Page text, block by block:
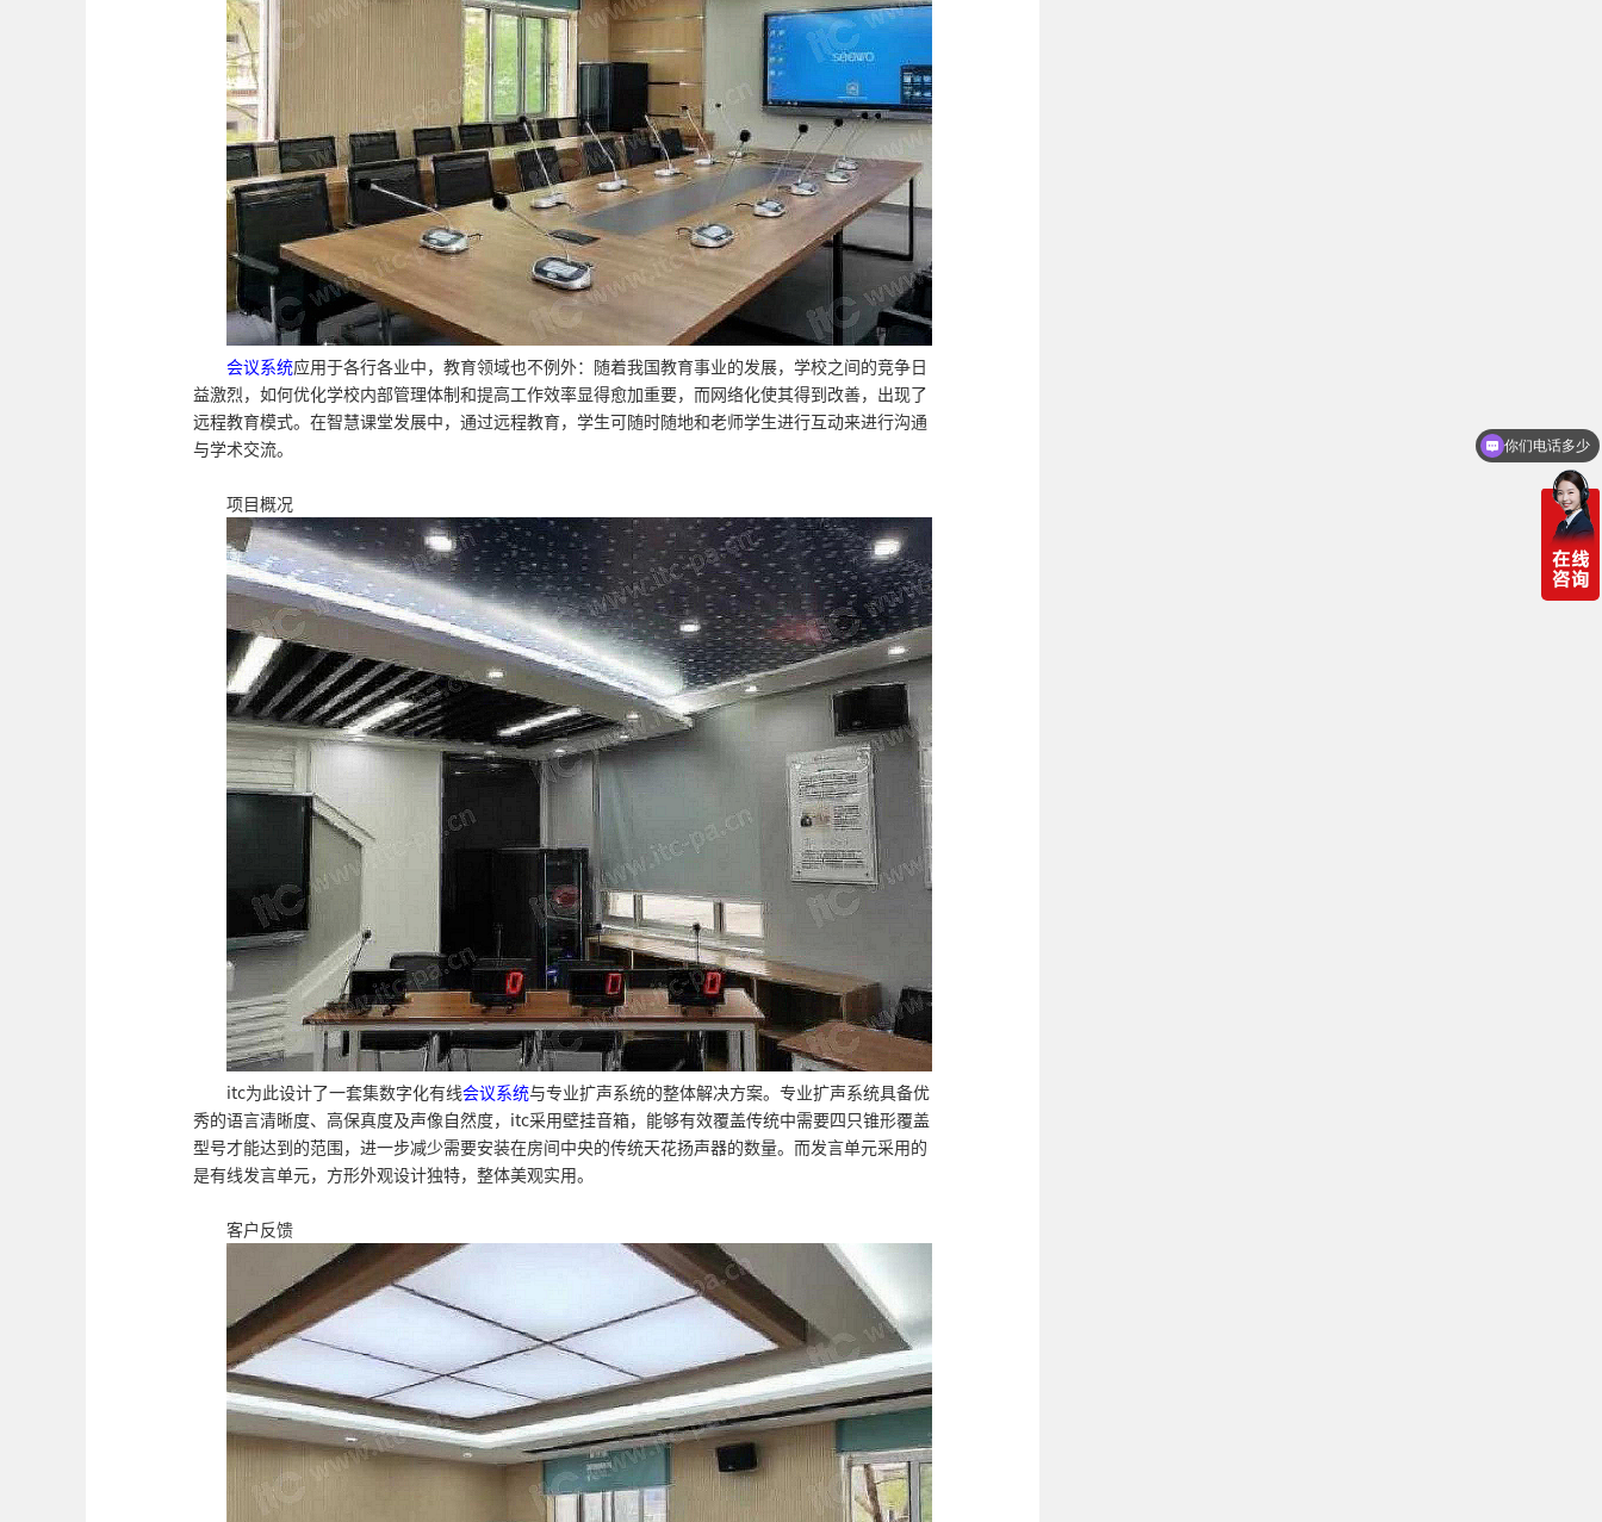
会议系统应用于各行各业中，教育领域也不例外：随着我国教育事业的发展，学校之间的竞争日
益激烈，如何优化学校内部管理体制和提高工作效率显得愈加重要，而网络化使其得到改善，出现了
远程教育模式。在智慧课堂发展中，通过远程教育，学生可随时随地和老师学生进行互动来进行沟通
与学术交流。
项目概况
itc为此设计了一套集数字化有线会议系统与专业扩声系统的整体解决方案。专业扩声系统具备优
秀的语言清晰度、高保真度及声像自然度，itc采用壁挂音箱，能够有效覆盖传统中需要四只锥形覆盖
型号才能达到的范围，进一步减少需要安装在房间中央的传统天花扬声器的数量。而发言单元采用的
是有线发言单元，方形外观设计独特，整体美观实用。
客户反馈
你们电话多少